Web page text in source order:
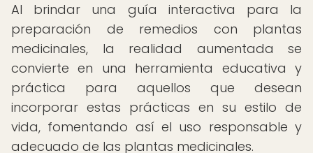
Al brindar una guía interactiva para la
preparación de remedios con plantas
medicinales, la realidad aumentada se
convierte en una herramienta educativa y
práctica para aquellos que desean
incorporar estas prácticas en su estilo de
vida, fomentando así el uso responsable y
adecuado de las plantas medicinales.